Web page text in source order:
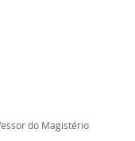
do Magistério